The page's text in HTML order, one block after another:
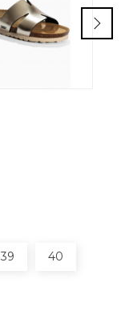
39 40